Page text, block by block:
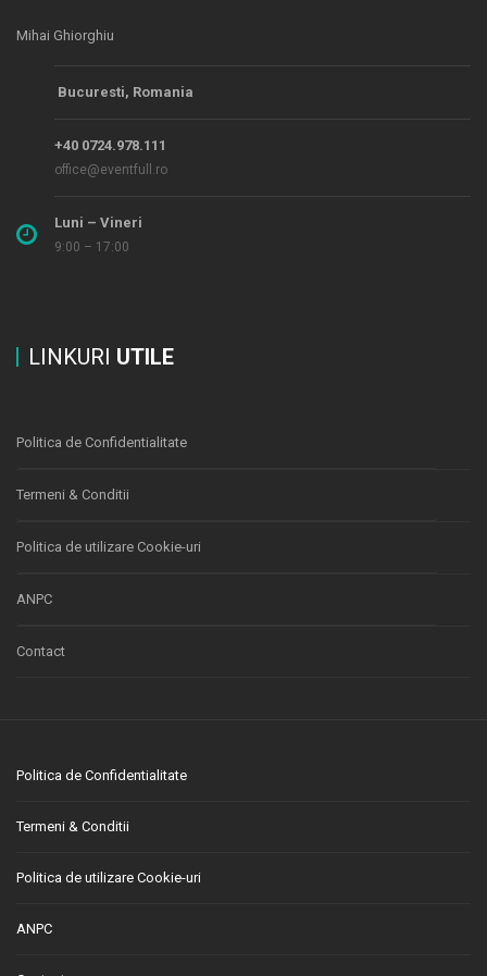
Mihai Ghiorghiu
Bucuresti, Romania
+40 0724.978.111
office@eventfull.ro
Luni – Vineri
9:00 – 17:00
LINKURI UTILE
Politica de Confidentialitate
Termeni & Conditii
Politica de utilizare Cookie-uri
ANPC
Contact
Politica de Confidentialitate
Termeni & Conditii
Politica de utilizare Cookie-uri
ANPC